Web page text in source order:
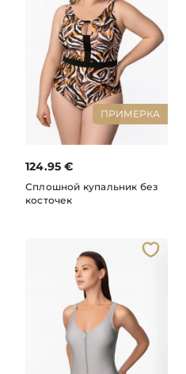
ПРИМЕРКА
124.95 €
Сплошной купальник без
косточек